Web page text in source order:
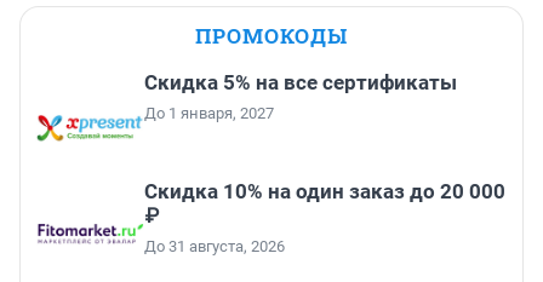
ПРОМОКОДЫ
Скидка 5% на все сертификаты
До 1 января, 2027
Скидка 10% на один заказ до 20 000
₽
До 31 августа, 2026